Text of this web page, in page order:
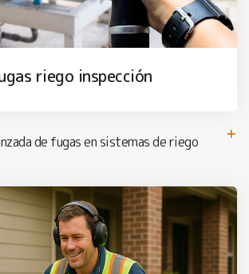
riego inspección
de fugas en sistemas de riego